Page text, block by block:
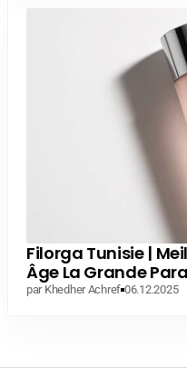
Filorga Tunisie |
Âge La Grande Para
par Khedher Achref 06.12.2025